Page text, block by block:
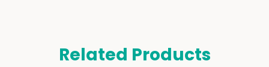
Related Products